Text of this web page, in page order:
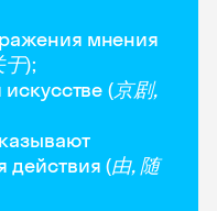
мнения
于);
искусстве (京剧,
действия (由, 随